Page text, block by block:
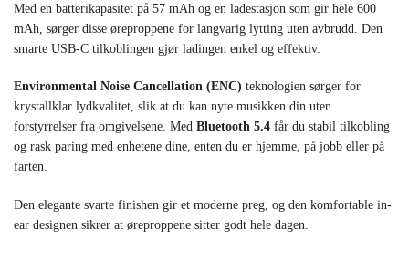
Med en batterikapasitet på 57 mAh og en ladestasjon som gir hele 600
mAh, sørger disse øreproppene for langvarig lytting uten avbrudd. Den
smarte USB-C tilkoblingen gjør ladingen enkel og effektiv.
Environmental Noise Cancellation (ENC) teknologien sørger for
krystallklar lydkvalitet, slik at du kan nyte musikken din uten
forstyrrelser fra omgivelsene. Med Bluetooth 5.4 får du stabil tilkobling
og rask paring med enhetene dine, enten du er hjemme, på jobb eller på
farten.
Den elegante svarte finishen gir et moderne preg, og den komfortable in-
ear designen sikrer at øreproppene sitter godt hele dagen.